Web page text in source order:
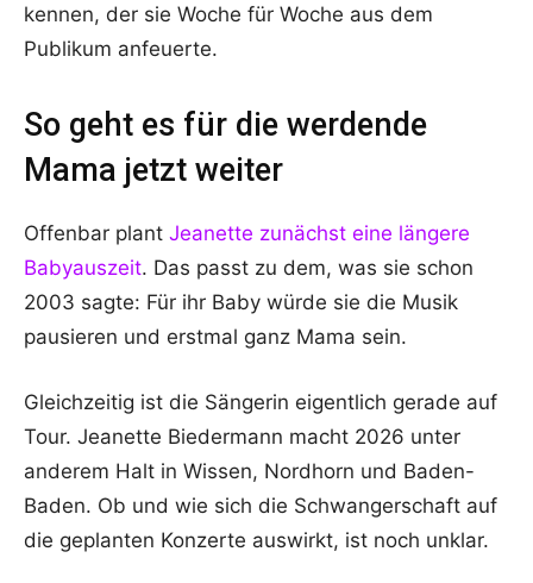
kennen, der sie Woche für Woche aus dem
Publikum anfeuerte.
So geht es für die werdende
Mama jetzt weiter
Offenbar plant Jeanette zunächst eine längere
Babyauszeit. Das passt zu dem, was sie schon
2003 sagte: Für ihr Baby würde sie die Musik
pausieren und erstmal ganz Mama sein.
Gleichzeitig ist die Sängerin eigentlich gerade auf
Tour. Jeanette Biedermann macht 2026 unter
anderem Halt in Wissen, Nordhorn und Baden-
Baden. Ob und wie sich die Schwangerschaft auf
die geplanten Konzerte auswirkt, ist noch unklar.